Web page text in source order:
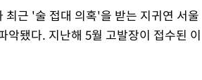
근 '술 접대 의혹'을 받는 지귀연 서울
악됐다. 지난해 5월 고발장이 접수된 이